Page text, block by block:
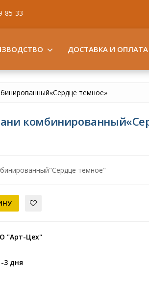
85-33
ДОСТАВКА И ОПЛАТА
темное»
темное"
"Арт-Цех"
3 дня